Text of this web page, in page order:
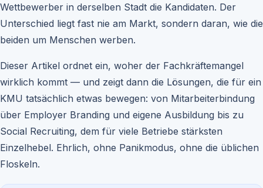
Wettbewerber in derselben Stadt die Kandidaten. Der
Unterschied liegt fast nie am Markt, sondern daran, wie die
beiden um Menschen werben.
Dieser Artikel ordnet ein, woher der Fachkräftemangel
wirklich kommt — und zeigt dann die Lösungen, die für ein
KMU tatsächlich etwas bewegen: von Mitarbeiterbindung
über Employer Branding und eigene Ausbildung bis zu
Social Recruiting, dem für viele Betriebe stärksten
Einzelhebel. Ehrlich, ohne Panikmodus, ohne die üblichen
Floskeln.